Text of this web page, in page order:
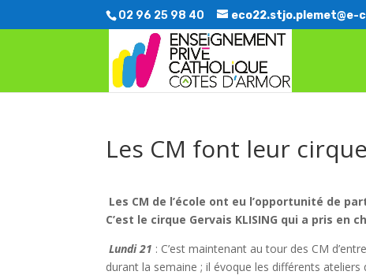
02 96 25 98 40 eco22.stjo.plemet@e-
Les CM font leur
Les CM de l’école ont eu l’opportunité de
C’est le cirque Gervais KLISING qui a pris
Lundi 21 : C’est maintenant au tour des CM
durant la semaine ; il évoque les différents